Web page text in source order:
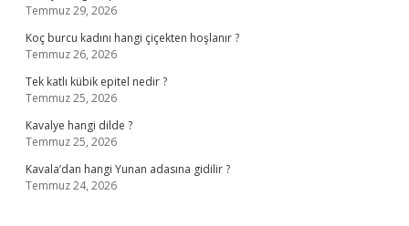
Temmuz 29, 2026
Koç burcu kadını hangi çiçekten hoşlanır ?
Temmuz 26, 2026
Tek katlı kübik epitel nedir ?
Temmuz 25, 2026
Kavalye hangi dilde ?
Temmuz 25, 2026
Kavala’dan hangi Yunan adasına gidilir ?
Temmuz 24, 2026